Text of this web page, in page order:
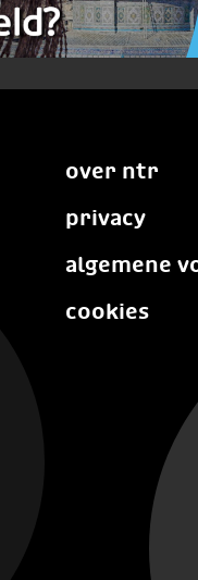
over ntr
privacy
algemene
cookies